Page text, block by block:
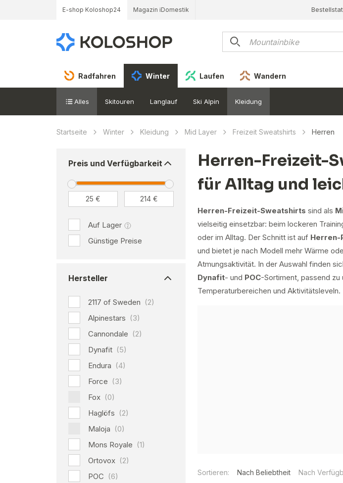
E-shop Koloshop24 Magazin iDomestik
Radfahren Winter Laufen Wandern
Alles Skitouren Langlauf Ski Alpin Kleidung
Startseite Winter Kleidung Mid Layer Freizeit Sweatshirts Herren
Preis und Verfügbarkeit
Auf Lager
Günstige Preise
Hersteller
2117 of Sweden (2)
Alpinestars (3)
Cannondale (2)
Dynafit (5)
Endura (4)
Force (3)
Fox (0)
Haglöfs (2)
Maloja (0)
Mons Royale (1)
Ortovox (2)
POC (6)
Herren-Freizeit-
für Alltag und
Herren-Freizeit-Sweatshirts sind als
vielseitig einsetzbar: beim lockeren
oder im Alltag. Der Schnitt ist auf Herren-
und bietet je nach Modell mehr Wärme
Atmungsaktivität. In der Auswahl finden
Dynafit- und POC-Sortiment, passend zu
Temperaturbereichen und Aktivitätsleveln.
Sortieren: Nach Beliebtheit Nach